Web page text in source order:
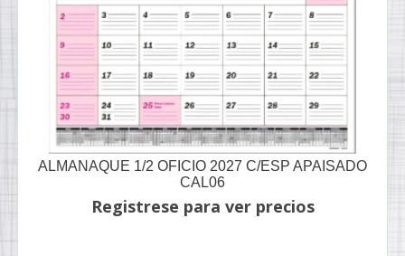
ALMANAQUE 1/2 OFICIO 2027 C/ESP APAISADO
CAL06
Registrese para ver precios